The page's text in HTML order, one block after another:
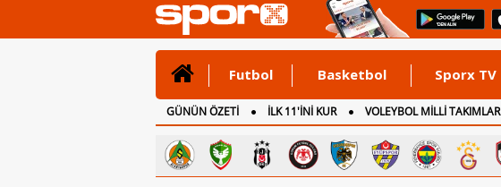
Futbol Basketbol Sporx TV
GÜNÜN ÖZETİ İLK 11'İNİ KUR VOLEYBOL MİLLİ TAKIMLAR
CANLI ANLATIM
İNGİLTERE